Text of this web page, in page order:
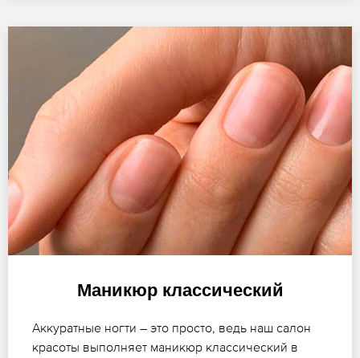
Маникюр классический
Аккуратные ногти – это просто, ведь наш салон
красоты выполняет маникюр классический в